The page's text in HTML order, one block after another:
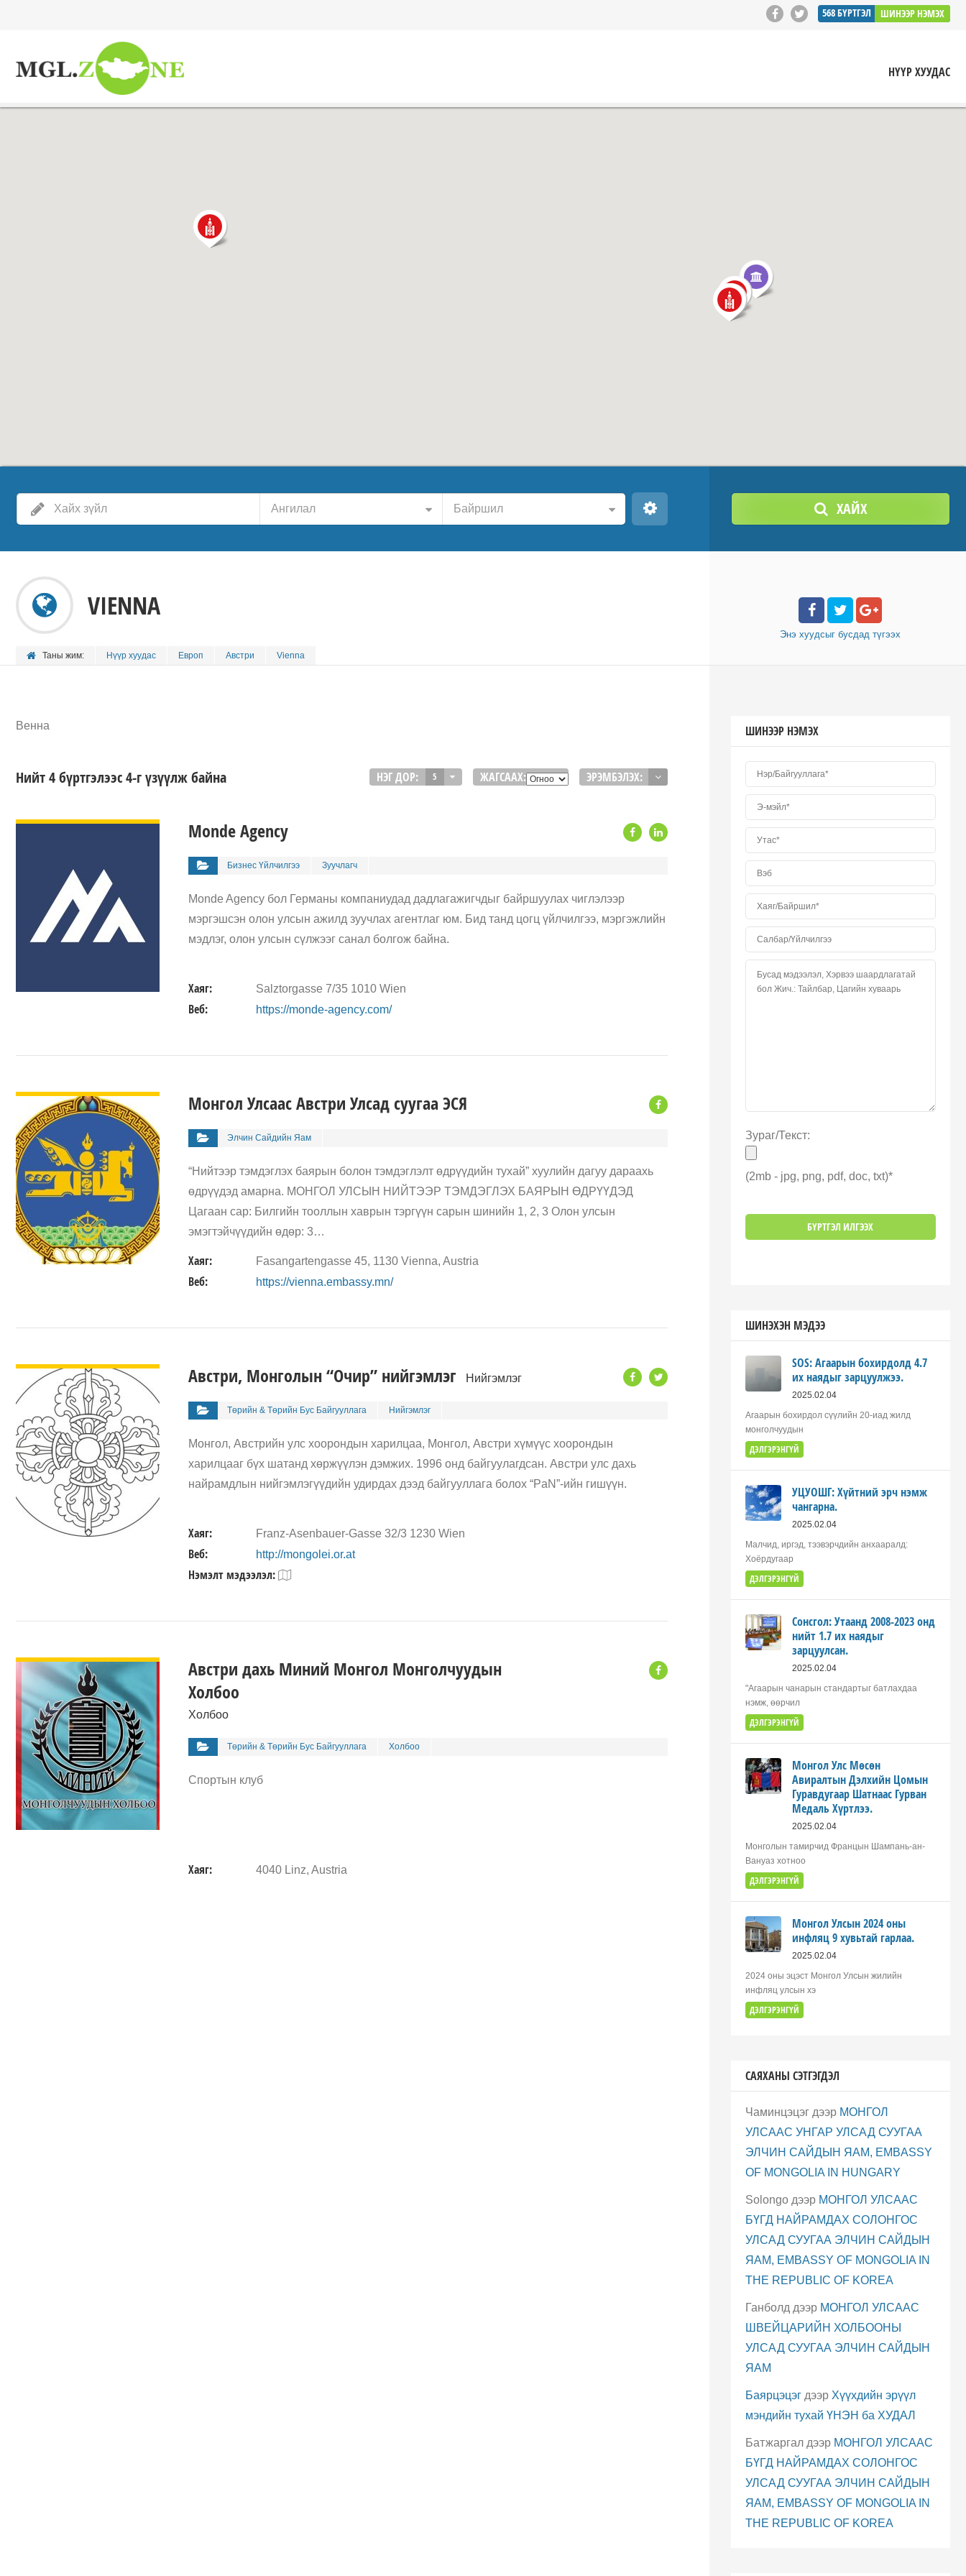
568БҮРТГЭЛ ШИНЭЭР НЭМЭХ
НҮҮР ХУУДАС
Ангилал Байршил ХАЙХ
VIENNA
Таны жим: Нүүр хуудас Европ Австри Vienna
Энэ хуудсыг бусдад түгээх
Венна
Нийт 4 бүртгэлээс 4-г үзүүлж байна НЭГ ДОР: 5 ЖАГСААХ: ЭРЭМБЭЛЭХ:
Monde Agency
Бизнес Үйлчилгээ Зуучлагч
Monde Agency бол Германы компаниудад дадлагажигчдыг байршуулах чиглэлээр
мэргэшсэн олон улсын ажилд зуучлах агентлаг юм. Бид танд цогц үйлчилгээ, мэргэжлийн
мэдлэг, олон улсын сүлжээг санал болгож байна.
Хаяг: Salztorgasse 7/35 1010 Wien
Веб: https://monde-agency.com/
Монгол Улсаас Австри Улсад суугаа ЭСЯ
Элчин Сайдийн Яaм
“Нийтээр тэмдэглэх баярын болон тэмдэглэлт өдрүүдийн тухай” хуулийн дагуу дараахь
өдрүүдэд амарна. МОНГОЛ УЛСЫН НИЙТЭЭР ТЭМДЭГЛЭХ БАЯРЫН ӨДРҮҮДЭД
Цагаан сар: Билгийн тооллын хаврын тэргүүн сарын шинийн 1, 2, 3 Олон улсын
эмэгтэйчүүдийн өдөр: 3…
Хаяг: Fasangartengasse 45, 1130 Vienna, Austria
Веб: https://vienna.embassy.mn/
Австри, Монголын “Очир” нийгэмлэг Нийгэмлэг
Төрийн & Төрийн Бус Байгууллага Нийгэмлэг
Монгол, Австрийн улс хоорондын харилцаа, Монгол, Австри хүмүүс хоорондын
харилцааг бүх шатанд хөржүүлэн дэмжих. 1996 онд байгуулагдсан. Австри улс дахь
найрамдлын нийгэмлэгүүдийн удирдах дээд байгууллага болох “PaN”-ийн гишүүн.
Хаяг: Franz-Asenbauer-Gasse 32/3 1230 Wien
Веб: http://mongolei.or.at
Нэмэлт мэдээлэл:
Австри дахь Миний Монгол Монголчуудын
Холбоо
Холбоо
Төрийн & Төрийн Бус Байгууллага Холбоо
Спортын клуб
Хаяг: 4040 Linz, Austria
ШИНЭЭР НЭМЭХ
Зураг/Текст:
(2mb - jpg, png, pdf, doc, txt)*
ШИНЭХЭН МЭДЭЭ
SOS: Агаарын бохирдолд 4.7
их наядыг зарцуулжээ.
2025.02.04
Агаарын бохирдол сүүлийн 20-иад жилд
монголчуудын
ДЭЛГЭРЭНГҮЙ
УЦУОШГ: Хүйтний эрч нэмж
чангарна.
2025.02.04
Малчид, иргэд, тээвэрчдийн анхааралд:
Хоёрдугаар
ДЭЛГЭРЭНГҮЙ
Сонсгол: Утаанд 2008-2023 онд
нийт 1.7 их наядыг
зарцуулсан.
2025.02.04
"Агаарын чанарын стандартыг батлахдаа
нэмж, өөрчил
ДЭЛГЭРЭНГҮЙ
Монгол Улс Мөсөн
Авиралтын Дэлхийн Цомын
Гуравдугаар Шатнаас Гурван
Медаль Хүртлээ.
2025.02.04
Монголын тамирчид Францын Шампань-ан-
Вануаз хотноо
ДЭЛГЭРЭНГҮЙ
Монгол Улсын 2024 оны
инфляц 9 хувьтай гарлаа.
2025.02.04
2024 оны эцэст Монгол Улсын жилийн
инфляц улсын хэ
ДЭЛГЭРЭНГҮЙ
САЯХАНЫ СЭТГЭГДЭЛ
Чаминцэцэгдээр МОНГОЛ
УЛСААС УНГАР УЛСАД СУУГАА
ЭЛЧИН САЙДЫН ЯАМ, EMBASSY
OF MONGOLIA IN HUNGARY
Solongoдээр МОНГОЛ УЛСААС
БҮГД НАЙРАМДАХ СОЛОНГОС
УЛСАД СУУГАА ЭЛЧИН САЙДЫН
ЯАМ, EMBASSY OF MONGOLIA IN
THE REPUBLIC OF KOREA
Ганболд дээр МОНГОЛ УЛСААС
ШВЕЙЦАРИЙН ХОЛБООНЫ
УЛСАД СУУГАА ЭЛЧИН САЙДЫН
ЯАМ
Баярцэцэгдээр Хүүхдийн эрүүл
мэндийн тухай ҮНЭН ба ХУДАЛ
Батжаргалдээр МОНГОЛ УЛСААС
БҮГД НАЙРАМДАХ СОЛОНГОС
УЛСАД СУУГАА ЭЛЧИН САЙДЫН
ЯАМ, EMBASSY OF MONGOLIA IN
THE REPUBLIC OF KOREA